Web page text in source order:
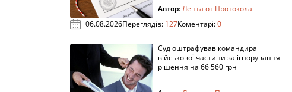
Автор:Лента от Протокола
06.08.2026Переглядів: 127Коментарі:0
Суд оштрафував командира
військової частини за ігнорування
рішення на 66 560 грн